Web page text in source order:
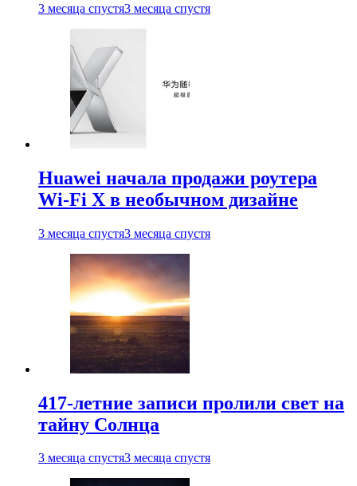
3 месяца спустя3 месяца спустя
Huawei начала продажи роутера
Wi-Fi X в необычном дизайне
3 месяца спустя3 месяца спустя
417-летние записи пролили свет на
тайну Солнца
3 месяца спустя3 месяца спустя